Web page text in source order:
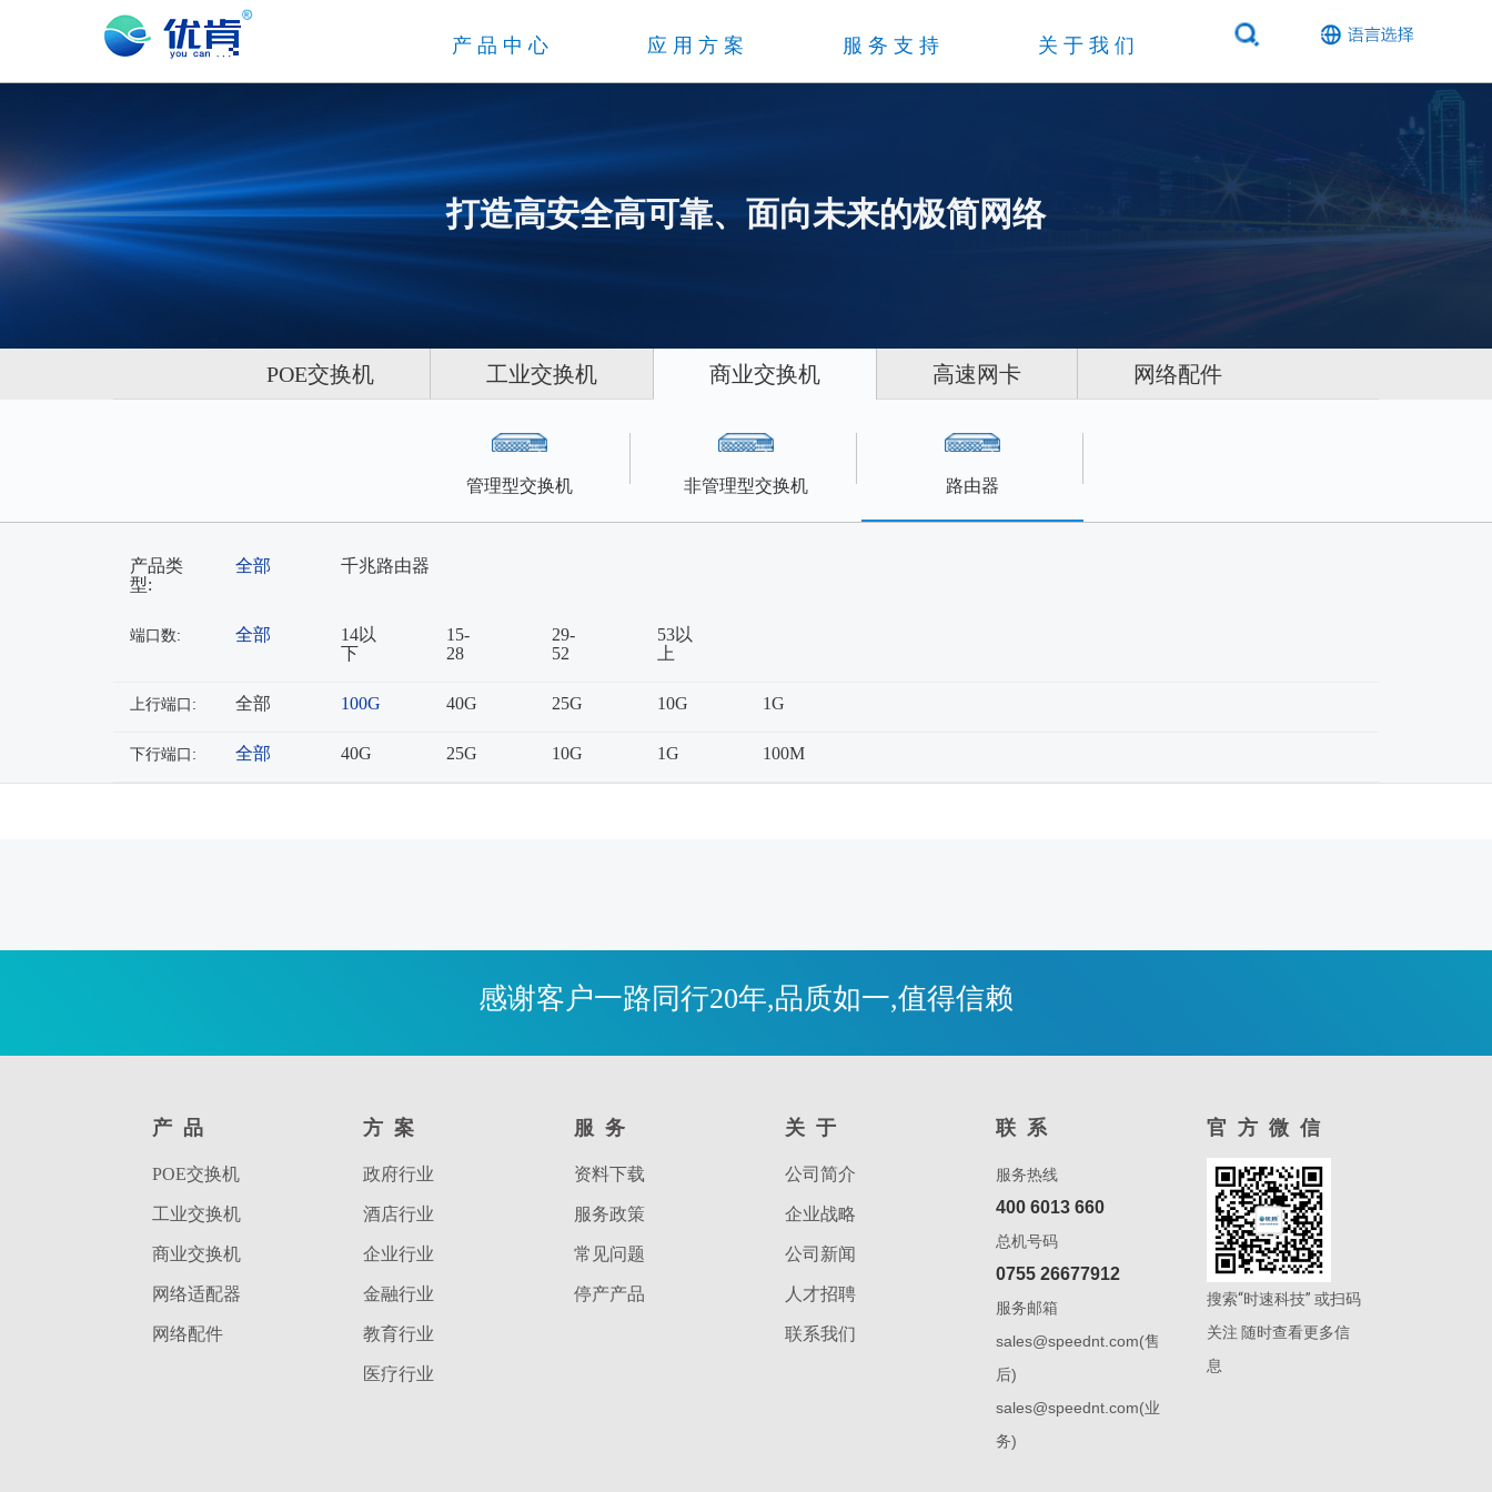
产品中心 应用方案 服务支持 关于我们
打造高安全高可靠、面向未来的极简网络
POE交换机 工业交换机 商业交换机 高速网卡 网络配件
管理型交换机 非管理型交换机 路由器
产品类
型:
全部 千兆路由器
端口数: 全部
14以
下
15-
28
29-
52
53以
上
上行端口: 全部 100G 40G 25G 10G 1G
下行端口: 全部 40G 25G 10G 1G 100M
感谢客户一路同行20年,品质如一,值得信赖
产品
POE交换机
工业交换机
商业交换机
网络适配器
网络配件
方案
政府行业
酒店行业
企业行业
金融行业
教育行业
医疗行业
服务
资料下载
服务政策
常见问题
停产产品
关于
公司简介
企业战略
公司新闻
人才招聘
联系我们
联系
服务热线
400 6013 660
总机号码
0755 26677912
服务邮箱
sales@speednt.com(售
后)
sales@speednt.com(业
务)
官方微信
搜索“时速科技” 或扫码
关注 随时查看更多信
息